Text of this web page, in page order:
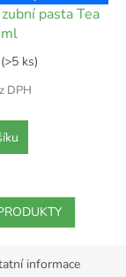
pasta Tea
ml
(>5 ks)
DPH
informace